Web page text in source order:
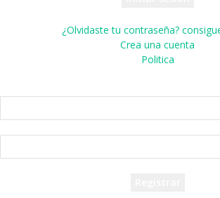
¿Olvidaste tu contraseña?
Crea una cuenta
Politica